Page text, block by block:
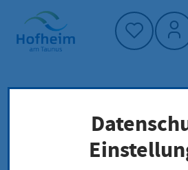
Startseite"
Dienstleistung-
Lokale Anliegen
Gemeinsame elterliche Sorge